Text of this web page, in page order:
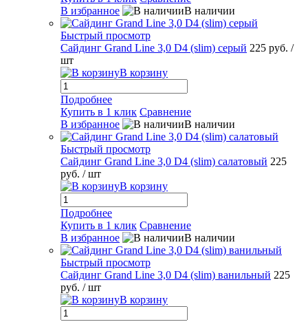
В избранное
В наличии
Быстрый просмотр
Сайдинг Grand Line 3,0 D4 (slim) серый 225 руб. /
шт
В корзину
Подробнее
Купить в 1 клик Сравнение
В избранное
В наличии
Быстрый просмотр
Сайдинг Grand Line 3,0 D4 (slim) салатовый 225
руб. / шт
В корзину
Подробнее
Купить в 1 клик Сравнение
В избранное
В наличии
Быстрый просмотр
Сайдинг Grand Line 3,0 D4 (slim) ванильный 225
руб. / шт
В корзину